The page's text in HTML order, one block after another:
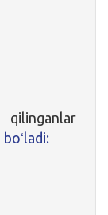
boʻladi: